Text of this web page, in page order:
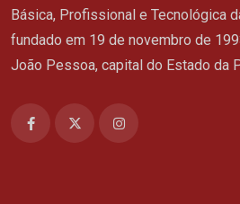
Básica, Profissional e Tecnológica
fundado em 19 de novembro de
João Pessoa, capital do Estado da